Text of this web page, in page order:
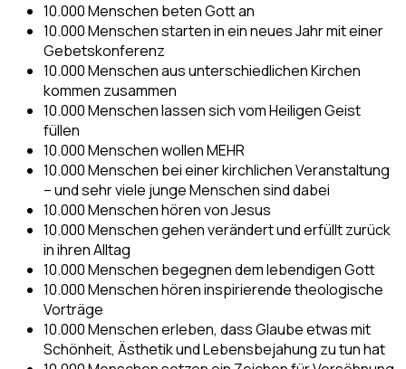
10.000 Menschen beten Gott an
10.000 Menschen starten in ein neues Jahr mit einer
Gebetskonferenz
10.000 Menschen aus unterschiedlichen Kirchen
kommen zusammen
10.000 Menschen lassen sich vom Heiligen Geist
füllen
10.000 Menschen wollen MEHR
10.000 Menschen bei einer kirchlichen Veranstaltung
– und sehr viele junge Menschen sind dabei
10.000 Menschen hören von Jesus
10.000 Menschen gehen verändert und erfüllt zurück
in ihren Alltag
10.000 Menschen begegnen dem lebendigen Gott
10.000 Menschen hören inspirierende theologische
Vorträge
10.000 Menschen erleben, dass Glaube etwas mit
Schönheit, Ästhetik und Lebensbejahung zu tun hat